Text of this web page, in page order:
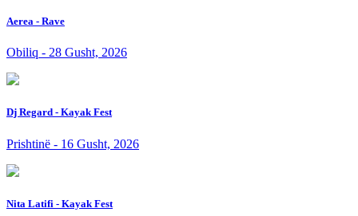
Aerea - Rave
Obiliq - 28 Gusht, 2026
Dj Regard - Kayak Fest
Prishtinë - 16 Gusht, 2026
Nita Latifi - Kayak Fest